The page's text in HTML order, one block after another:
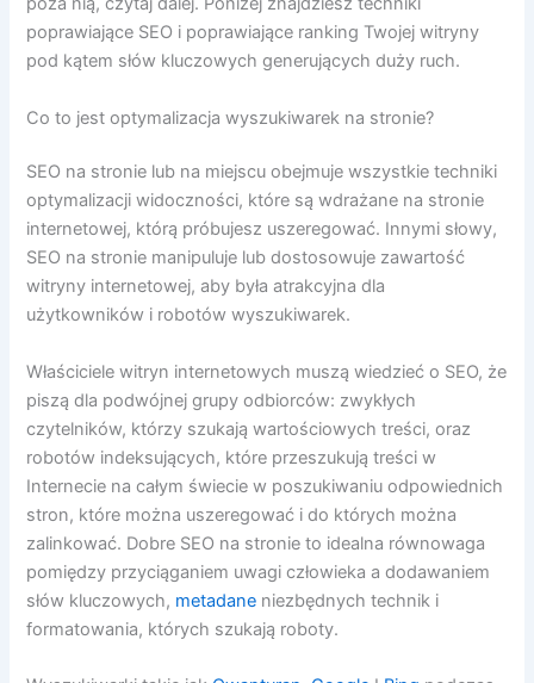
poprawiające SEO i poprawiające ranking Twojej witryny
pod kątem słów kluczowych generujących duży ruch.
Co to jest optymalizacja wyszukiwarek na stronie?
SEO na stronie lub na miejscu obejmuje wszystkie techniki
optymalizacji widoczności, które są wdrażane na stronie
internetowej, którą próbujesz uszeregować. Innymi słowy,
SEO na stronie manipuluje lub dostosowuje zawartość
witryny internetowej, aby była atrakcyjna dla
użytkowników i robotów wyszukiwarek.
Właściciele witryn internetowych muszą wiedzieć o SEO, że
piszą dla podwójnej grupy odbiorców: zwykłych
czytelników, którzy szukają wartościowych treści, oraz
robotów indeksujących, które przeszukują treści w
Internecie na całym świecie w poszukiwaniu odpowiednich
stron, które można uszeregować i do których można
zalinkować. Dobre SEO na stronie to idealna równowaga
pomiędzy przyciąganiem uwagi człowieka a dodawaniem
słów kluczowych, metadane niezbędnych technik i
formatowania, których szukają roboty.